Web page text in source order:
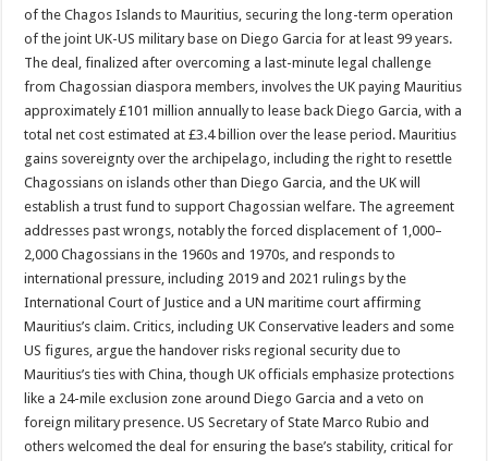
of the Chagos Islands to Mauritius, securing the long-term operation
of the joint UK-US military base on Diego Garcia for at least 99 years.
The deal, finalized after overcoming a last-minute legal challenge
from Chagossian diaspora members, involves the UK paying Mauritius
approximately £101 million annually to lease back Diego Garcia, with a
total net cost estimated at £3.4 billion over the lease period. Mauritius
gains sovereignty over the archipelago, including the right to resettle
Chagossians on islands other than Diego Garcia, and the UK will
establish a trust fund to support Chagossian welfare. The agreement
addresses past wrongs, notably the forced displacement of 1,000–
2,000 Chagossians in the 1960s and 1970s, and responds to
international pressure, including 2019 and 2021 rulings by the
International Court of Justice and a UN maritime court affirming
Mauritius’s claim. Critics, including UK Conservative leaders and some
US figures, argue the handover risks regional security due to
Mauritius’s ties with China, though UK officials emphasize protections
like a 24-mile exclusion zone around Diego Garcia and a veto on
foreign military presence. US Secretary of State Marco Rubio and
others welcomed the deal for ensuring the base’s stability, critical for